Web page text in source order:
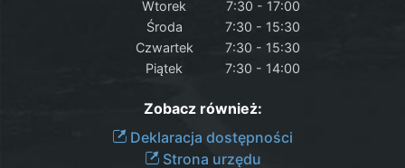
Wtorek
7:30 - 17:00
Środa
7:30 - 15:30
Czwartek
7:30 - 15:30
Piątek
7:30 - 14:00
Zobacz również:
Deklaracja dostępności
Strona urzędu